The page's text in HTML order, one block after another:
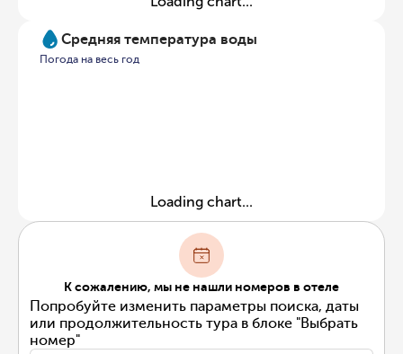
Средняя температура воды
Погода на весь год
Loading chart...
К сожалению, мы не нашли номеров в отеле
Попробуйте изменить параметры поиска, даты
или продолжительность тура в блоке "Выбрать
номер"